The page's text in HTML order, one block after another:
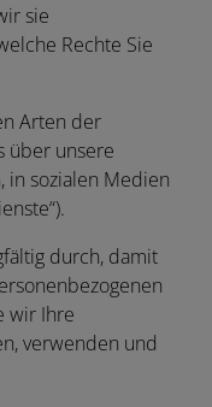
sie
Rechte Sie
Arten der
über unsere
in sozialen Medien
“).
durch, damit
wir Ihre
verwenden und